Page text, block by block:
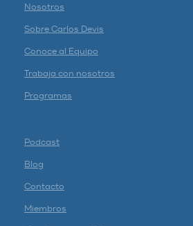
Nosotros
Sobre Carlos Devis
Conoce al Equipo
Trabaja con nosotros
Programas
Podcast
Blog
Contacto
Miembros